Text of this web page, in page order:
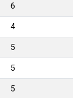
6
4
5
5
5